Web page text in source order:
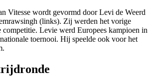
Vitesse wordt gevormd door Levi de Weerd
(links). Zij werden het vorige
competitie. Levie werd Europees kampioen in
toernooi. Hij speelde ook voor het